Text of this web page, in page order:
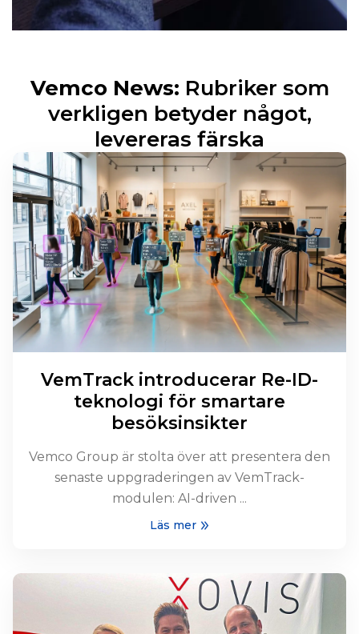
Vemco News: Rubriker som
verkligen betyder något,
levereras färska
VemTrack introducerar Re-ID-
teknologi för smartare
besöksinsikter
Vemco Group är stolta över att presentera den
senaste uppgraderingen av VemTrack-
modulen: AI-driven ...
Läs mer